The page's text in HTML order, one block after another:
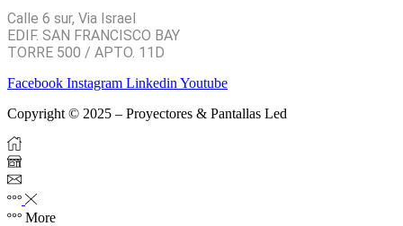
Calle 6 sur, Via Israel
EDIF. SAN FRANCISCO BAY
TORRE 500 / APTO. 11D
Facebook Instagram Linkedin Youtube
Copyright © 2025 – Proyectores & Pantallas Led
More